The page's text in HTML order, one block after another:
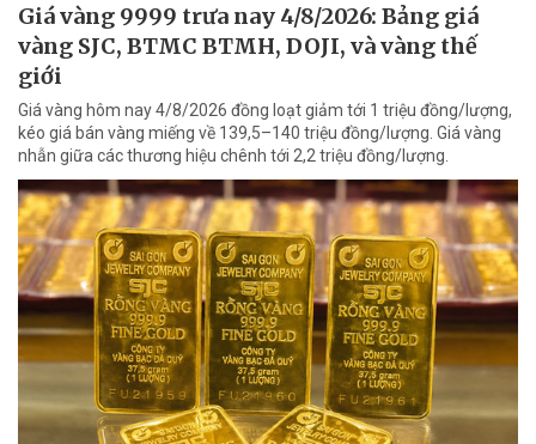
Giá vàng 9999 trưa nay 4/8/2026: Bảng giá
vàng SJC, BTMC BTMH, DOJI, và vàng thế
giới
Giá vàng hôm nay 4/8/2026 đồng loạt giảm tới 1 triệu đồng/lượng,
kéo giá bán vàng miếng về 139,5–140 triệu đồng/lượng. Giá vàng
nhẫn giữa các thương hiệu chênh tới 2,2 triệu đồng/lượng.